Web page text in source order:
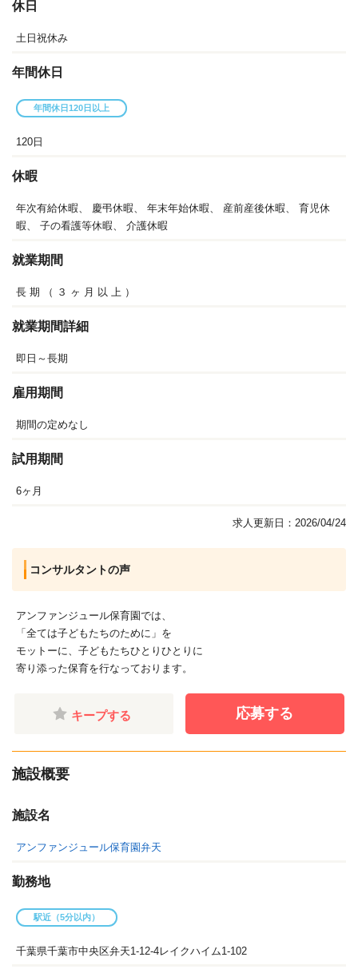
休日
土日祝休み
年間休日
年間休日120日以上
120日
休暇
年次有給休暇、 慶弔休暇、 年末年始休暇、 産前産後休暇、
育児休
暇、
子の看護等休暇、 介護休暇
就業期間
長 期 （ ３ ヶ 月 以 上 ）
就業期間詳細
即日～長期
雇用期間
期間の定めなし
試用期間
6ヶ月
求人更新日：2026/04/24
コンサルタントの声
アンファンジュール保育園では、
「全ては子どもたちのために」を
モットーに、子どもたちひとりひとりに
寄り添った保育を行なっております。
キープする 応募する
施設概要
施設名
アンファンジュール保育園弁天
勤務地
駅近（5分以内）
千葉県千葉市中央区弁天1-12-4レイクハイム1-102